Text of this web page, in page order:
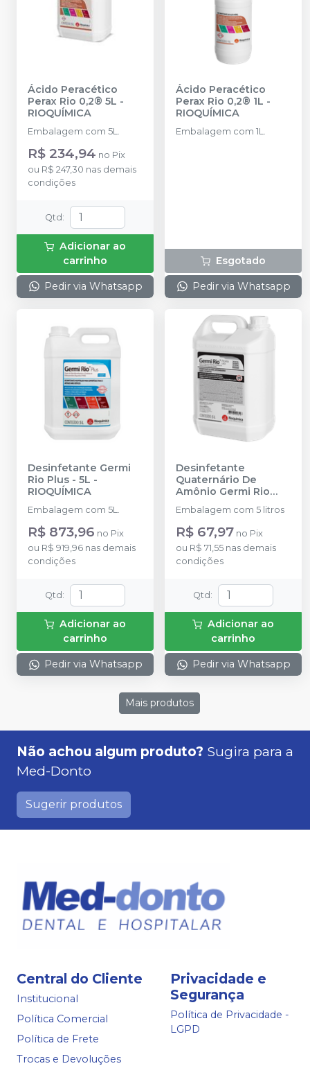
Ácido Peracético
Perax Rio 0,2® 5L -
RIOQUÍMICA
Embalagem com 5L.
R$ 234,94 no Pix
ou R$ 247,30 nas demais
condições
Qtd :
Adicionar ao
carrinho
Pedir via Whatsapp
Ácido Peracético
Perax Rio 0,2® 1L -
RIOQUÍMICA
Embalagem com 1L.
Esgotado
Pedir via Whatsapp
Desinfetante Germi
Rio Plus - 5L -
RIOQUÍMICA
Embalagem com 5L.
R$ 873,96 no Pix
ou R$ 919,96 nas demais
condições
Qtd :
Adicionar ao
carrinho
Pedir via Whatsapp
Desinfetante
Quaternário De
Amônio Germi Rio
Pronto Uso 5L
RIOQUÍMICA
Embalagem com 5 litros
R$ 67,97 no Pix
ou R$ 71,55 nas demais
condições
Qtd :
Adicionar ao
carrinho
Pedir via Whatsapp
Mais produtos
Não achou algum produto? Sugira para a
Med-Donto
Sugerir produtos
Central do Cliente
Institucional
Política Comercial
Política de Frete
Trocas e Devoluções
Privacidade e
Segurança
Política de Privacidade -
LGPD